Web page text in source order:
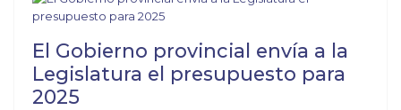
El Gobierno provincial envía a la
Legislatura el presupuesto para
2025